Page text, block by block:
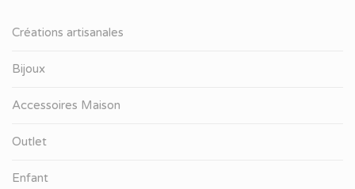
Créations artisanales
Bijoux
Accessoires Maison
Outlet
Enfant